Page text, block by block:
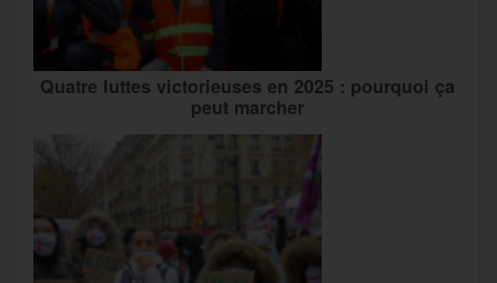
Quatre luttes victorieuses en 2025 : pourquoi ça
peut marcher